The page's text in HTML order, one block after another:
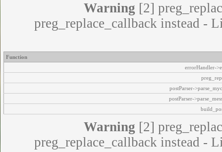
Warning [2]
preg_replace_callback instead -
Function
errorHandler-
postParser-
postParser-
Warning [2]
preg_replace_callback instead -